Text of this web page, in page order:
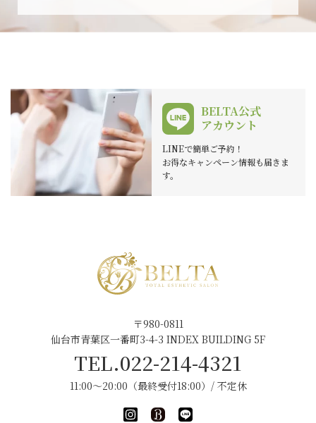
BELTA公式
アカウント
LINEで簡単ご予約！
お得なキャンペーン情報も届きま
す。
〒980-0811
仙台市青葉区一番町3-4-3 INDEX BUILDING 5F
TEL.022-214-4321
11:00～20:00（最終受付18:00）/ 不定休